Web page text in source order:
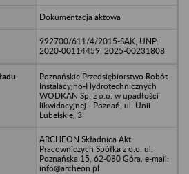
Dokumentacja aktowa
992700/611/4/2015-SAK; UNP:
2020-00114459, 2025-00231808
Poznańskie Przedsiębiorstwo Robót
Instalacyjno-Hydrotechnicznych
WODKAN Sp. z o.o. w upadłości
likwidacyjnej - Poznań, ul. Unii
Lubelskiej 3
ARCHEON Składnica Akt
Pracowniczych Spółka z o.o. ul.
Poznańska 15, 62-080 Góra, e-mail:
info@archeon.pl